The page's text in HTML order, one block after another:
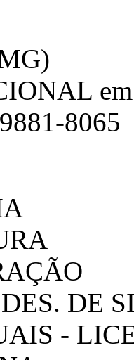
8065
DE
-